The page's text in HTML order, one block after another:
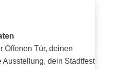
Offenen Tür, deinen
Ausstellung, dein Stadtfest